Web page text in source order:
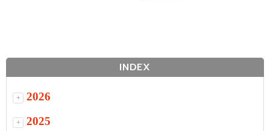
INDEX
+ 2026
+ 2025